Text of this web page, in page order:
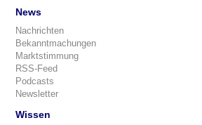
News
Nachrichten
Bekanntmachungen
Marktstimmung
RSS-Feed
Podcasts
Newsletter
Wissen